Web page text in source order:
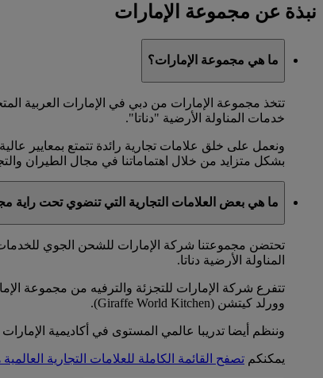
نبذة عن مجموعة الإمارات
ما هي مجموعة الإمارات؟
تتخذ مجموعة الإمارات من دبي في الإمارات العربية
خدمات المناولة الأرضية "دناتا".
ونعمل على خلق علامات تجارية رائدة تتمتع بمعايير
بشكل متزايد من خلال اهتماماتنا في مجال الطيران
ما هي بعض العلامات التجارية التي تنضوي تحت راية
تحتضن مجموعتنا شركة الإمارات للشحن الجوي
المناولة الأرضية دناتا.
وورلد كيتشن (Giraffe World Kitchen).
وننظم أيضا تدريبا عالمي المستوى في أكاديمية
يمكنكم تصفح القائمة الكاملة للعلامات التجارية العالمية